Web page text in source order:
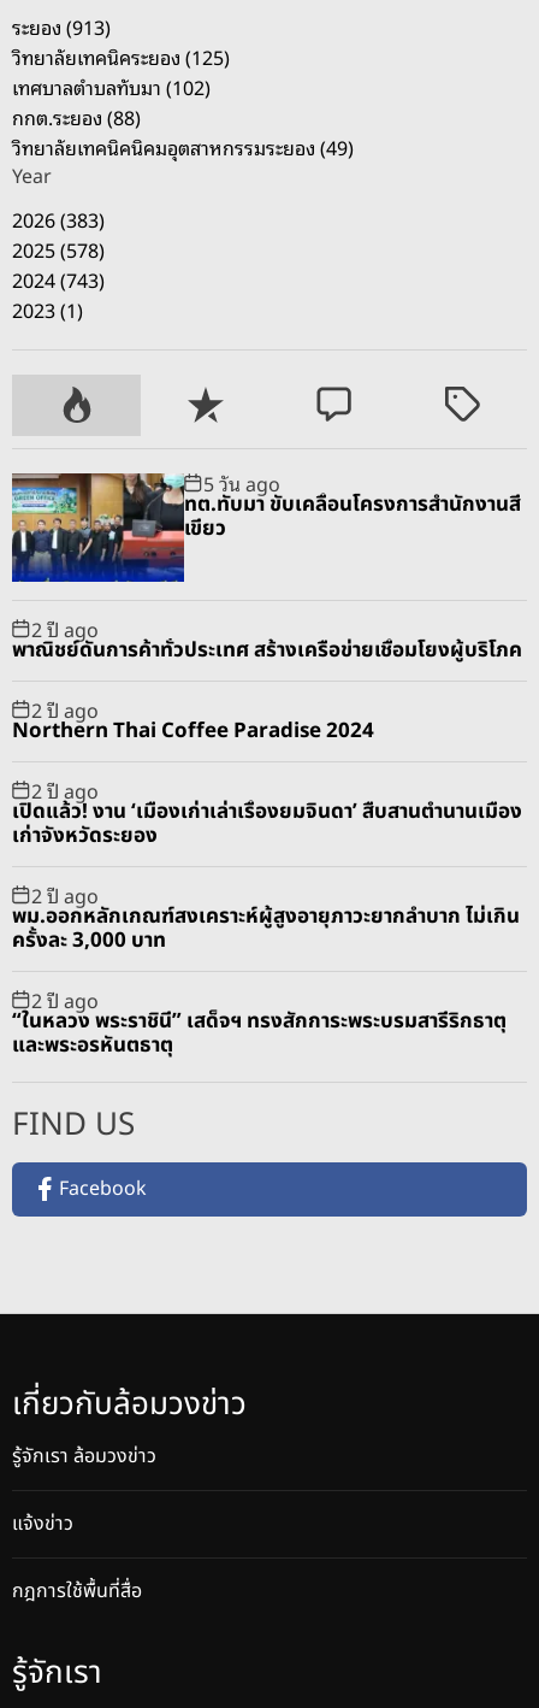
ระยอง (913)
วิทยาลัยเทคนิคระยอง (125)
เทศบาลตำบลทับมา (102)
กกต.ระยอง (88)
วิทยาลัยเทคนิคนิคมอุตสาหกรรมระยอง (49)
Year
2026 (383)
2025 (578)
2024 (743)
2023 (1)
P
o
p
u
l
a
r
R
e
c
e
n
C
o
m
m
e
T
g
g
e
5 วัน ago
ทต.ทับมา ขับเคลื่อนโครงการสำนักงานสี
เขียว
2 ปี ago
พาณิชย์ดันการค้าทั่วประเทศ สร้างเครือข่ายเชื่อมโยงผู้บริโภค
2 ปี ago
Northern Thai Coffee Paradise 2024
2 ปี ago
เปิดแล้ว! งาน ‘เมืองเก่าเล่าเรื่องยมจินดา’ สืบสานตำนานเมือง
เก่าจังหวัดระยอง
2 ปี ago
พม.ออกหลักเกณฑ์สงเคราะห์ผู้สูงอายุภาวะยากลำบาก ไม่เกิน
ครั้งละ 3,000 บาท
2 ปี ago
“ในหลวง พระราชินี” เสด็จฯ ทรงสักการะพระบรมสารีริกธาตุ
และพระอรหันตธาตุ
FIND US
Facebook
เกี่ยวกับล้อมวงข่าว
รู้จักเรา ล้อมวงข่าว
แจ้งข่าว
กฎการใช้พื้นที่สื่อ
รู้จักเรา